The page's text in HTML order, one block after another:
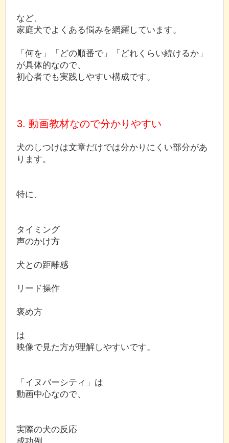
など、
家庭犬でよくある悩みを網羅しています。
「何を」「どの順番で」「どれくらい続けるか」
が具体的なので、
初心者でも実践しやすい構成です。
3. 動画教材なので分かりやすい
犬のしつけは文章だけでは分かりにくい部分があ
ります。
特に、
タイミング
声のかけ方
犬との距離感
リード操作
褒め方
は
映像で見た方が理解しやすいです。
「イヌバーシティ」は
動画中心なので、
実際の犬の反応
成功例